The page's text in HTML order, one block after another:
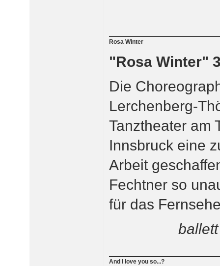
Rosa Winter
"Rosa Winter"
Die
Lerchenberg-
Tanztheater am
Innsbruck eine
Arbeit
Fechtner so
für das
And I love you so...?